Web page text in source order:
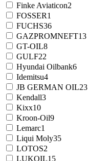
Finke Aviaticon2
FOSSER1
FUCHS36
GAZPROMNEFT13
GT-OIL8
GULF22
Hyundai Oilbank6
Idemitsu4
JB GERMAN OIL23
Kendall3
Kixx10
Kroon-Oil9
Lemarc1
Liqui Moly35
LOTOS2
LUKOIL15